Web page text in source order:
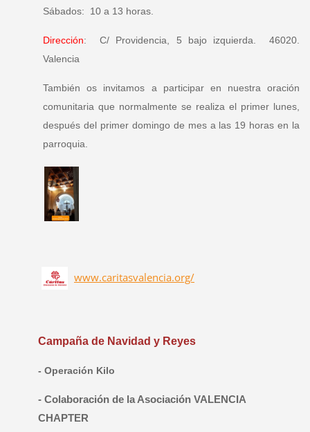
Sábados: 10 a 13 horas.
Dirección: C/ Providencia, 5 bajo izquierda. 46020.
Valencia
También os invitamos a participar en nuestra oración
comunitaria que normalmente se realiza el primer lunes,
después del primer domingo de mes a las 19 horas en la
parroquia.
www.caritasvalencia.org/
Campaña de Navidad y Reyes
- Operación Kilo
- Colaboración de la Asociación VALENCIA
CHAPTER